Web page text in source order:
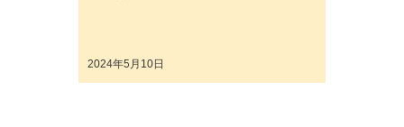
2024年5月10日